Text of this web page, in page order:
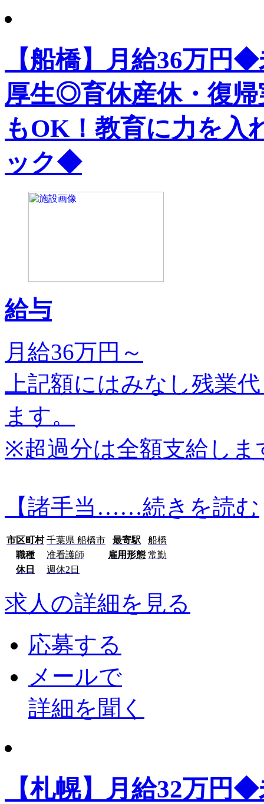
【船橋】月給36万円
厚生◎育休産休・復
もOK！教育に力を入
ック◆
給与
月給36万円～
上記額にはみなし残業
ます。
※超過分は全額支給しま
【諸手当……続きを読む
市区町村 千葉県 船橋市 最寄駅
船橋
職種
准看護師 雇用形態 常勤
休日
週休2日
求人の詳細を見る
応募する
メールで
詳細を聞く
【札幌】月給32万円